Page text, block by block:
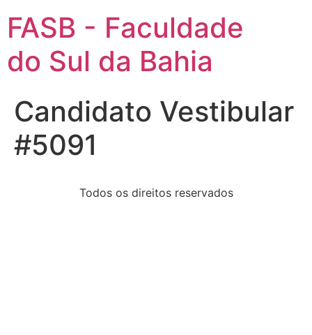
FASB - Faculdade
do Sul da Bahia
Candidato Vestibular
#5091
Todos os direitos reservados